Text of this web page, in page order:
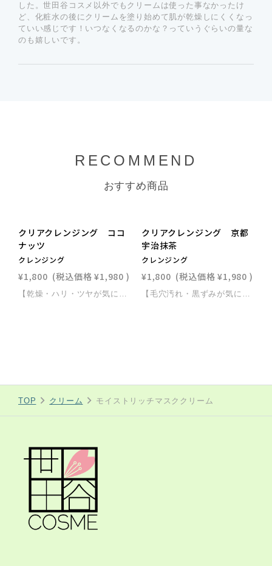
した。世田谷コスメ以外でもクリームは使った事なかったけ
ど、化粧水の後にクリームを塗り始めて肌が乾燥しにくくなっ
ていい感じです！いつなくなるのかな？っていうぐらいの量な
のも嬉しいです。
RECOMMEND
おすすめ商品
NEW
クリアクレンジング ココ
ナッツ
クレンジング
¥1,800 (税込価格 ¥1,980 )
【乾燥・ハリ・ツヤが気になる方へ】メイクや汚れをスルッと落とし、洗いあがりつっぱらない潤い肌に ＊乾燥ケア特化成分を含む25種の保湿成分配合（新成分２種追加）＊独自開発のクッションジェルで肌摩擦軽減（より心地よく使えるジェルに改良）＊新パッケージになり容器はコンパクトな見た目になりましたが容量は変わらず大容量400g ＊洗浄成分は国産の重曹を使用＊Ｗ洗顔不要＊マツエク、濡れた手顔ＯＫ＊無着色、無香料＊７つの無添加 鉱物油/パラベン/エタノール/紫外線吸収剤/シリコーン/合成香料/着色料大容量４００ｇ
NEW
クリアクレンジング 京都
宇治抹茶
クレンジング
¥1,800 (税込価格 ¥1,980 )
【毛穴汚れ・黒ずみが気になる方へ】メイクや汚れをスルッと落とし、洗いあがりつっぱらずさっぱり透明感のある肌に ＊毛穴ケア特化成分を含む25種の保湿成分配合（新成分２種追加）＊独自開発のクッションジェルで肌摩擦軽減（より心地よく使えるジェルに改良）＊新パッケージになり容器はコンパクトな見た目になりましたが容量は変わらず大容量400g ＊洗浄成分は国産の重曹を使用＊Ｗ洗顔不要＊マツエク、濡れた手顔ＯＫ＊無着色、無香料＊７つの無添加 鉱物油/パラベン/エタノール/紫外線吸収剤/シリコーン/合成香料/着色料大容量４００ｇ
TOP クリーム モイストリッチマスククリーム